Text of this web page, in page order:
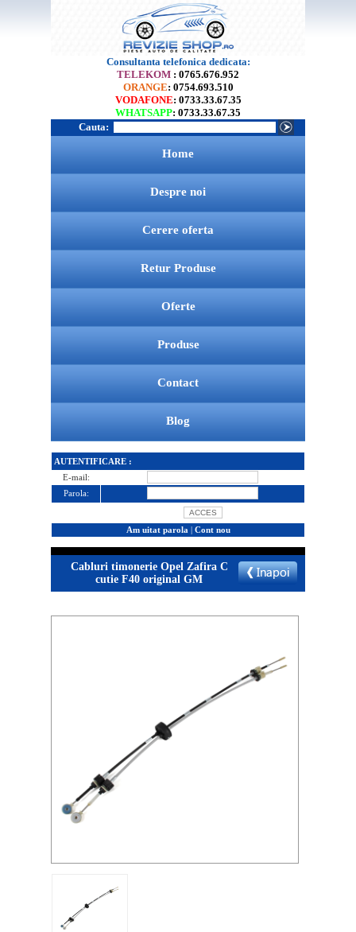
Consultanta telefonica dedicata:
TELEKOM : 0765.676.952
ORANGE: 0754.693.510
VODAFONE: 0733.33.67.35
WHATSAPP: 0733.33.67.35
Cauta:
Home
Despre noi
Cerere oferta
Retur Produse
Oferte
Produse
Contact
Blog
AUTENTIFICARE :
E-mail:
Parola:
Am uitat parola | Cont nou
Cabluri timonerie Opel Zafira C
cutie F40 original GM